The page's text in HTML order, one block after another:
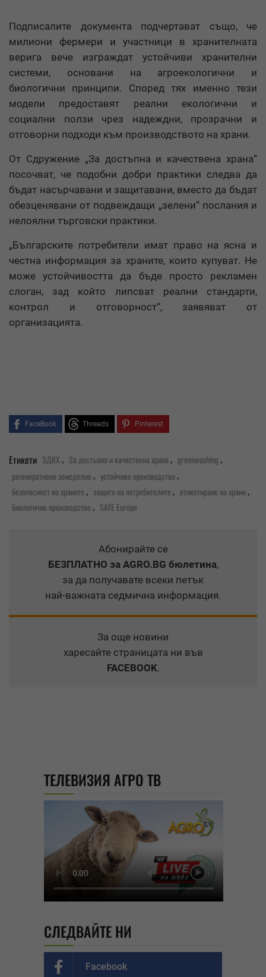
Подписалите документа подчертават също, че
милиони фермери и участници в хранителната
верига вече изграждат устойчиви хранителни
системи, основани на агроекологични и
биологични принципи. Според тях именно тези
модели предоставят реални екологични и
социални ползи чрез надеждни, прозрачни и
отговорни подходи към производството на храни.
От Сдружение „За достъпна и качествена храна“
посочват, че подобни добри практики следва да
бъдат насърчавани и защитавани, вместо да бъдат
обезценявани от подвеждащи „зелени“ послания и
нелоялни търговски практики.
„Българските потребители имат право на ясна и
честна информация за храните, които купуват. Не
може устойчивостта да бъде просто рекламен
слоган, зад който липсват реални стандарти,
контрол и отговорност“, заявяват от
организацията.
FaceBook Threads Pinterest
Етикети ЗДКХ, За достъпна и качествена храна, greenwashing,
регенеративно земеделие, устойчиво производство,
безопасност на храните, защита на потребителите, етикетиране на храни,
биологично производство, SAFE Europe
Абонирайте се
БЕЗПЛАТНО за AGRO.BG бюлетина,
за да получавате всеки петък
най-важната седмична информация.
За още новини
харесайте страницата ни във
FACEBOOK.
ТЕЛЕВИЗИЯ АГРО ТВ
СЛЕДВАЙТЕ НИ
Facebook